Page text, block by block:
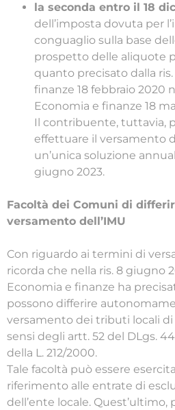
la seconda entro il 18
dell’imposta dovuta per
conguaglio sulla base
prospetto delle aliquote
quanto precisato dalla
finanze 18 febbraio 2020
Economia e finanze 18
Il contribuente, tuttavia,
effettuare il versamento
un’unica soluzione
giugno 2023.
Facoltà dei Comuni di
versamento dell’IMU
Con riguardo ai termini di
ricorda che nella ris. 8 giugno
Economia e finanze ha
possono differire
versamento dei tributi locali
sensi degli artt. 52 del DLgs.
della L. 212/2000.
Tale facoltà può essere
riferimento alle entrate di
dell’ente locale.